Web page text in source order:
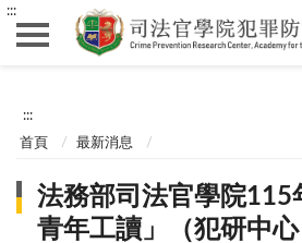
:::
:::
首頁 最新消息
法務部司法官學院115
青年工讀」（犯研中